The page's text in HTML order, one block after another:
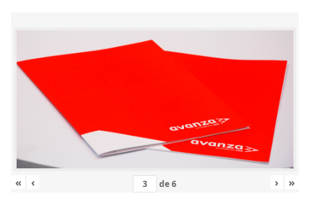
« ‹ de6 › »